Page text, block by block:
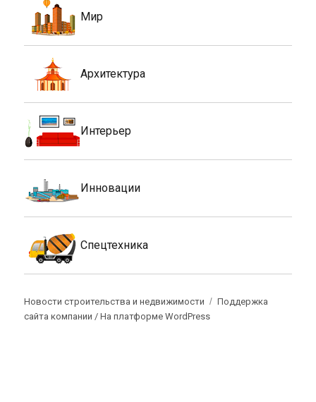
Мир
Архитектура
Интерьер
Инновации
Спецтехника
Новости строительства и недвижимости
Поддержка
сайта компании /На платформе WordPress